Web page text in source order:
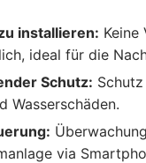
installieren: Keine
ideal für die
Schutz:
Wasserschäden.
via